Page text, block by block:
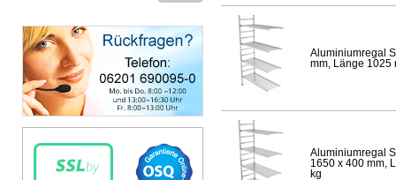
Aluminiumregal
mm, Länge 1025
Aluminiumregal
1650 x 400 mm,
kg